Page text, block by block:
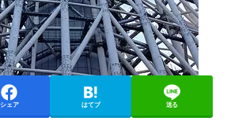
シェア はてブ 送る